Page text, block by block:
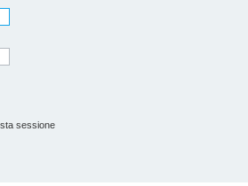
sessione